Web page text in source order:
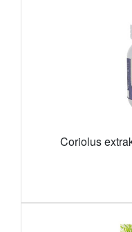
Coriolus